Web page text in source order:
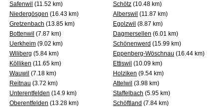
Safenwil (11.52 km) Schötz (10.48 km)
Niedergösgen (16.43 km) Alberswil (11.87 km)
Gretzenbach (13.85 km) Egolzwil (8.87 km)
Bottenwil (7.87 km) Dagmersellen (6.01 km)
Uerkheim (9.02 km) Schönenwerd (15.99 km)
Wiliberg (5.84 km) Eppenberg-Wöschnau (16.44 km)
Kölliken (11.65 km) Ettiswil (10.09 km)
Wauwil (7.18 km) Holziken (9.54 km)
Reitnau (3.72 km) Attelwil (3.98 km)
Unterentfelden (14.9 km) Staffelbach (5.95 km)
Oberentfelden (13.28 km) Schöftland (7.84 km)